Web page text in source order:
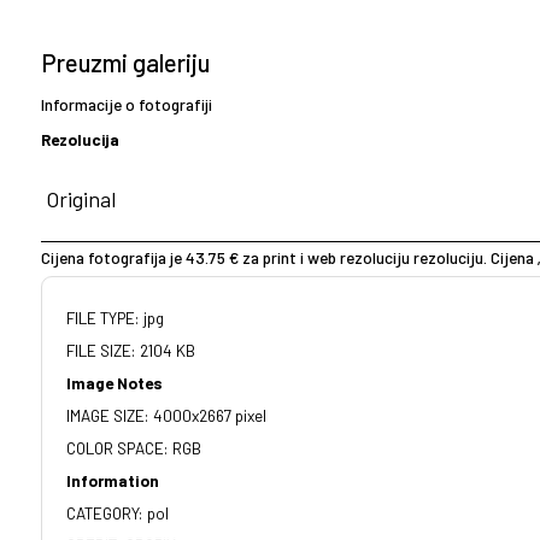
Preuzmi galeriju
Informacije o fotografiji
Rezolucija
Cijena fotografija je 43.75 € za print i web rezoluciju rezoluciju.
FILE TYPE: jpg
FILE SIZE: 2104 KB
Image Notes
IMAGE SIZE: 4000x2667 pixel
COLOR SPACE: RGB
Information
CATEGORY: pol